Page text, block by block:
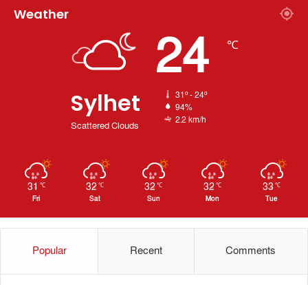
Weather
Sylhet
Scattered Clouds
24 ℃
31º - 24º
94%
2.2 km/h
31 ℃
Fri
32 ℃
Sat
32℃
Sun
32℃
Mon
33 ℃
Tue
Popular Recent Comments